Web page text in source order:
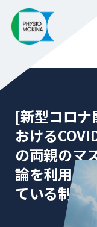
[新型コロナ
おける
の両親のマ
論を利用し
ている制御